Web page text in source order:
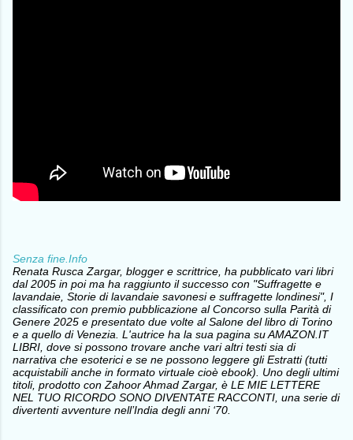
Senza fine.Info
Renata Rusca Zargar, blogger e scrittrice, ha pubblicato vari libri
dal 2005 in poi ma ha raggiunto il successo con "Suffragette e
lavandaie, Storie di lavandaie savonesi e suffragette londinesi", I
classificato con premio pubblicazione al Concorso sulla Parità di
Genere 2025 e presentato due volte al Salone del libro di Torino
e a quello di Venezia. L'autrice ha la sua pagina su AMAZON.IT
LIBRI, dove si possono trovare anche vari altri testi sia di
narrativa che esoterici e se ne possono leggere gli Estratti (tutti
acquistabili anche in formato virtuale cioè ebook). Uno degli ultimi
titoli, prodotto con Zahoor Ahmad Zargar, è LE MIE LETTERE
NEL TUO RICORDO SONO DIVENTATE RACCONTI, una serie di
divertenti avventure nell’India degli anni ‘70.